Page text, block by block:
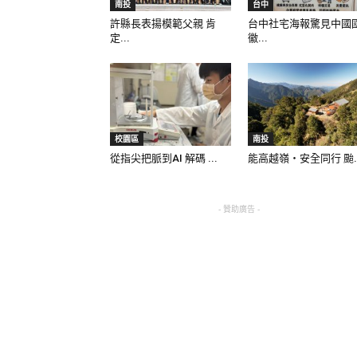
南投
許縣長表揚模範父親 肯
定...
台中
台中社宅海報驚見中國
徽...
校園區
從指尖把脈到AI 解碼 ...
南投
能高越嶺‧安全同行 颱
- 贊助廣告 -